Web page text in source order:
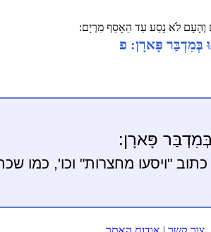
וְהָעָם לֹא נָסַע עַד הֵאָסֵף מִרְיָם:
בְּמִדְבַּר פָּארָן: פ
פָּארָן:
"ויסעו מחצרות" וכו', כמו